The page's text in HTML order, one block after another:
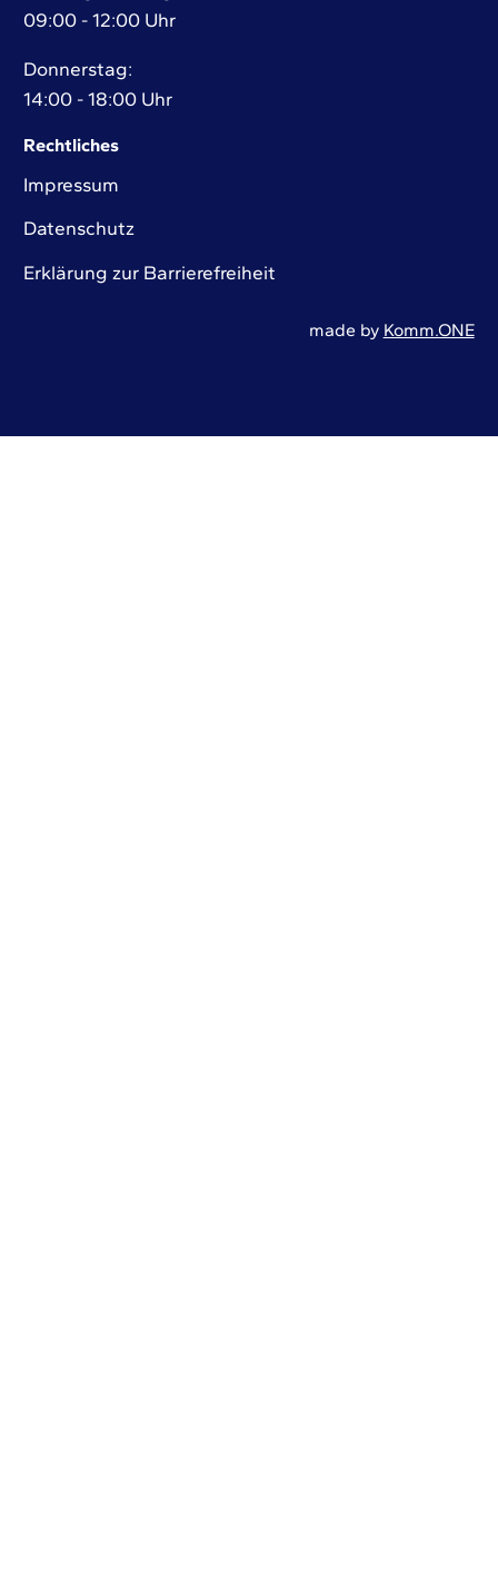
09:00 - 12:00 Uhr
Donnerstag:
14:00 - 18:00 Uhr
Rechtliches
Impressum
Datenschutz
Erklärung zur Barrierefreiheit
made by Komm.ONE